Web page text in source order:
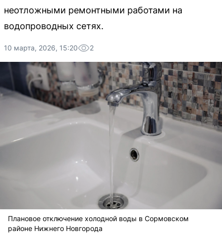
неотложными ремонтными работами на
водопроводных сетях.
10 марта, 2026, 15:20 2
Плановое отключение холодной воды в Сормовском
районе Нижнего Новгорода